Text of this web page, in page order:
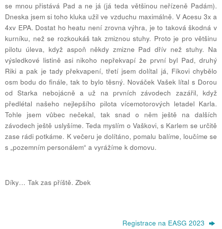
se mnou přistává Pad a ne já (já teda většinou neřízeně Padám).
Dneska jsem si toho kluka užil ve vzduchu maximálně. V Acesu 3x a
4xv EPA. Dostat ho heatu není zrovna výhra, je to taková škodná v
kurníku, než se rozkoukáš tak zmiznou stuhy. Proto je pro většinu
pilotu úleva, když aspoň někdy zmizne Pad dřív než stuhy. Na
výsledkové listině asi nikoho nepřekvapí že první byl Pad, druhý
Riki a pak je tady překvapení, třetí jsem dolítal já, Fíkovi chybělo
osm bodu do finále, tak to bylo těsný. Nováček Vašek lítal s Dorou
od Starka nebojácně a už na prvních závodech zazářil, když
předlétal našeho nejlepšího pilota vícemotorových letadel Karla.
Tohle jsem vůbec nečekal, tak snad o něm ještě na dalších
závodech ještě uslyšíme. Teda myslím o Vaškovi, s Karlem se určitě
zase rádi potkáme. K večeru je dolítáno, pomalu balíme, loučíme se
s „pozemním personálem“ a vyrážíme k domovu.
Díky… Tak zas příště. Zbek
Registrace na EASG 2023